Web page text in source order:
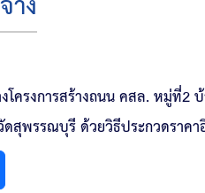
าชการ
งโครงการสร้างถนน คสล. หมู่ที่
สุพรรณบุรี ด้วยวิธีประกวดราค